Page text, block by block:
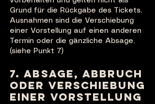
Grund für die Rückgabe des Tickets.
Ausnahmen sind die Verschiebung
einer Vorstellung auf einen anderen
Termin oder die gänzliche Absage.
(siehe Punkt 7)
7. ABSAGE, ABBRUCH
ODER VERSCHIEBUNG
EINER VORSTELLUNG